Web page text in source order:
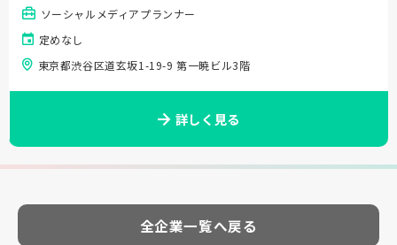
ソーシャルメディアプランナー
定めなし
東京都渋谷区道玄坂1-19-9 第一暁ビル3階
詳しく見る
全企業一覧へ戻る